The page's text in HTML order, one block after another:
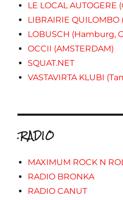
LE LOCAL AUTOGERE
LIBRAIRIE QUILOMBO
LOBUSCH (Hamburg,
OCCII (AMSTERDAM)
SQUAT.NET
VASTAVIRTA KLUBI
.RADIO
MAXIMUM ROCK N
RADIO BRONKA
RADIO CANUT